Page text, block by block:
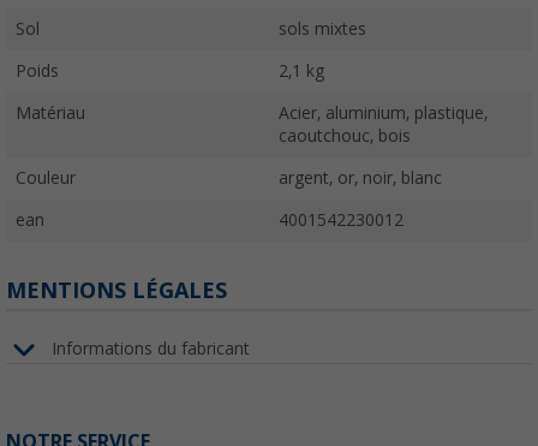
Sol sols mixtes
Poids 2,1 kg
Matériau
Acier, aluminium, plastique,
caoutchouc, bois
Couleur argent, or, noir, blanc
ean 4001542230012
MENTIONS LÉGALES
Informations du fabricant